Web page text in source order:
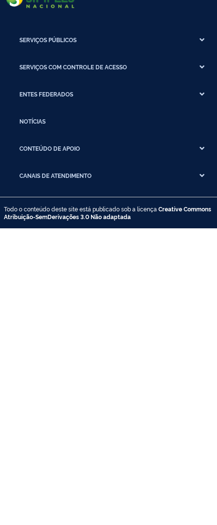
SERVIÇOS PÚBLICOS
SERVIÇOS COM CONTROLE DE ACESSO
ENTES FEDERADOS
NOTÍCIAS
CONTEÚDO DE APOIO
CANAIS DE ATENDIMENTO
Todo o conteúdo deste site está publicado sob a licença Creative Commons
Atribuição-SemDerivações 3.0 Não adaptada